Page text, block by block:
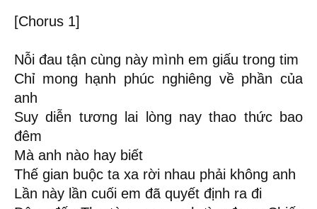
[Chorus 1]
Nỗi đau tận cùng này mình em giấu trong tim
Chỉ mong hạnh phúc nghiêng về phần của
anh
Suy diễn tương lai lòng nay thao thức bao
đêm
Mà anh nào hay biết
Thế gian buộc ta xa rời nhau phải không anh
Lần này lần cuối em đã quyết định ra đi